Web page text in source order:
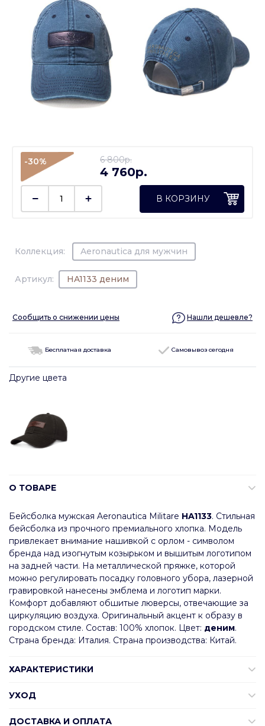
Коллекция: Aeronautica для мужчин
Артикул: HA1133 деним
-30% 6 800p.
4 760p.
В КОРЗИНУ
Сообщить о снижении цены Нашли дешевле?
Бесплатная доставка Самовывоз сегодня
Другие цвета
О ТОВАРЕ
Бейсболка мужская Aeronautica Militare HA1133. Стильная
бейсболка из прочного премиального хлопка. Модель
привлекает внимание нашивкой с орлом - символом
бренда над изогнутым козырьком и вышитым логотипом
на задней части. На металлической пряжке, которой
можно регулировать посадку головного убора, лазерной
гравировкой нанесены эмблема и логотип марки.
Комфорт добавляют обшитые люверсы, отвечающие за
циркуляцию воздуха. Оригинальный акцент к образу в
городском стиле. Состав: 100% хлопок. Цвет: деним.
Страна бренда: Италия. Страна производства: Китай.
ХАРАКТЕРИСТИКИ
УХОД
ДОСТАВКА И ОПЛАТА